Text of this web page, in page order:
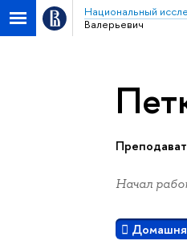
Национальный
Валерьевич
Начал